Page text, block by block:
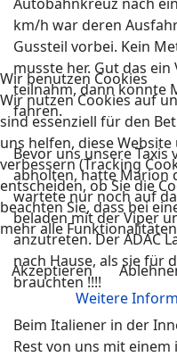
km/h war deren
Gussteil vorbei. Kein
musste her. Gut das
teilnahm, dann konnte
fahren.
Bevor uns unsere
abholten, hatte Marion
wartete nur noch auf
beladen mit der Viper
anzutreten. Der ADAC
nach Hause, als sie für
brauchten !!!!
Beim Italiener in der
Rest von uns mit
Wir benutzen Cookies
Wir nutzen Cookies auf
sind essenziell für den
uns helfen, diese
verbessern (Tracking
entscheiden, ob Sie die
beachten Sie, dass bei
mehr alle
Akzeptieren
Weitere